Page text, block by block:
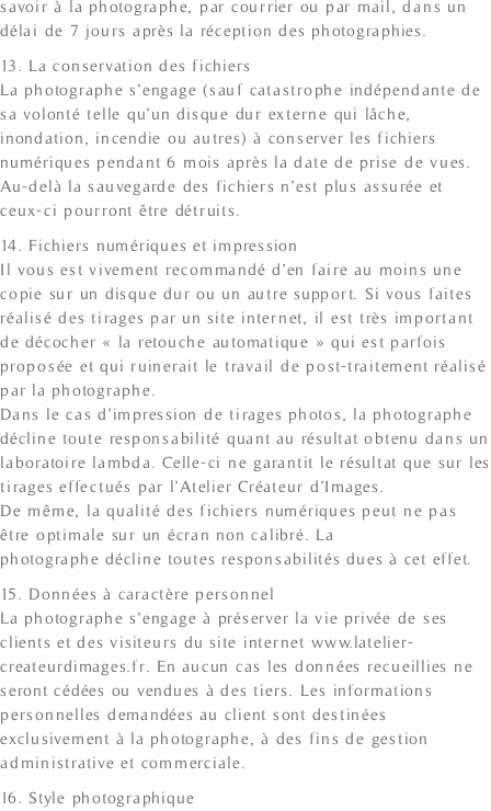
savoir à la photographe, par courrier ou par mail, dans un
délai de 7 jours après la réception des photographies.
13. La conservation des fichiers
La photographe s’engage (sauf catastrophe indépendante de
sa volonté telle qu’un disque dur externe qui lâche,
inondation, incendie ou autres) à conserver les fichiers
numériques pendant 6 mois après la date de prise de vues.
Au-delà la sauvegarde des fichiers n’est plus assurée et
ceux-ci pourront être détruits.
14. Fichiers numériques et impression
Il vous est vivement recommandé d’en faire au moins une
copie sur un disque dur ou un autre support. Si vous faites
réalisé des tirages par un site internet, il est très important
de décocher « la retouche automatique » qui est parfois
proposée et qui ruinerait le travail de post-traitement réalisé
par la photographe.
Dans le cas d’impression de tirages photos, la photographe
décline toute responsabilité quant au résultat obtenu dans un
laboratoire lambda. Celle-ci ne garantit le résultat que sur les
tirages effectués par l’Atelier Créateur d’Images.
De même, la qualité des fichiers numériques peut ne pas
être optimale sur un écran non calibré. La
photographe décline toutes responsabilités dues à cet effet.
15. Données à caractère personnel
La photographe s’engage à préserver la vie privée de ses
clients et des visiteurs du site internet www.latelier-
createurdimages.fr. En aucun cas les données recueillies ne
seront cédées ou vendues à des tiers. Les informations
personnelles demandées au client sont destinées
exclusivement à la photographe, à des fins de gestion
administrative et commerciale.
16. Style photographique